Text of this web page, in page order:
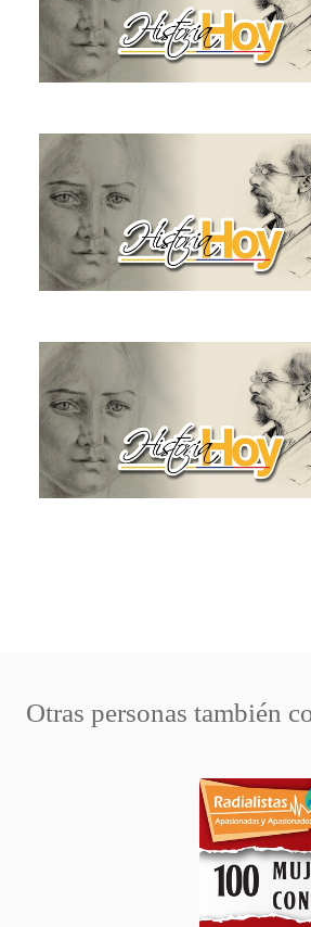
Otras personas también